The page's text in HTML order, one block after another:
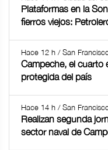
Plataformas en la
fierros viejos:
Hace 12 h / San
Campeche, el cuarto
protegida del país
Hace 14 h / San
Realizan segunda
sector naval de